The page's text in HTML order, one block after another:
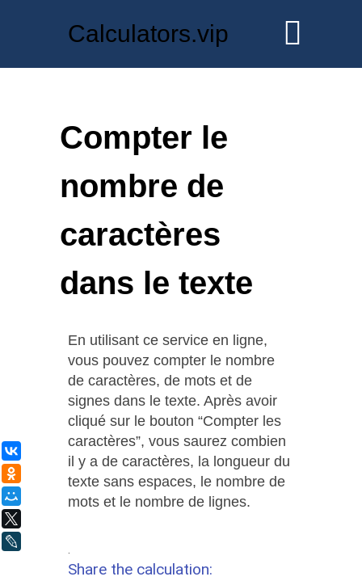
Calculators.vip
Compter le
nombre de
caractères
dans le texte
En utilisant ce service en ligne,
vous pouvez compter le nombre
de caractères, de mots et de
signes dans le texte. Après avoir
cliqué sur le bouton “Compter les
caractères”, vous saurez combien
il y a de caractères, la longueur du
texte sans espaces, le nombre de
mots et le nombre de lignes.
Share the calculation:
Одноклассники